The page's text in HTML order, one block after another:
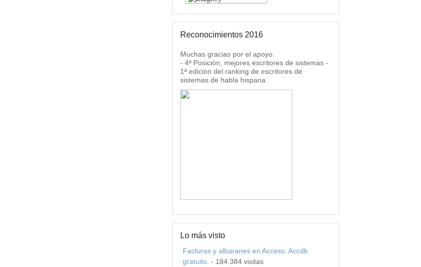
Reconocimientos 2016
Muchas gracias por el apoyo.
- 4ª Posición, mejores escritores de sistemas -
1ª edición del ranking de escritores de
sistemas de habla hispana.
Lo más visto
Facturas y albaranes en Access. Accdb
gratuito. - 184.384 visitas